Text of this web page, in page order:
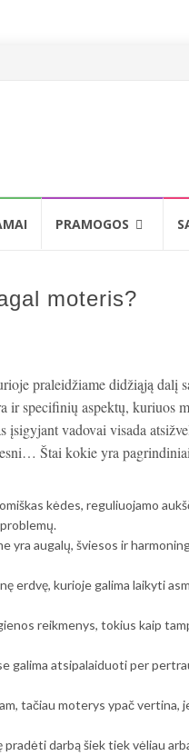
PRAMOGOS
moteris?
praleidžiame didžiąją dalį
ir specifinių aspektų, kuriuos
įsigyjant vadovai visada
Štai kokie yra
kėdes, reguliuojamo
yra augalų, šviesos ir
erdvę, kurioje galima laikyti
reikmenys, tokius kaip
galima atsipalaiduoti per
tačiau moterys ypač vertina,
darbą šiek tiek vėliau